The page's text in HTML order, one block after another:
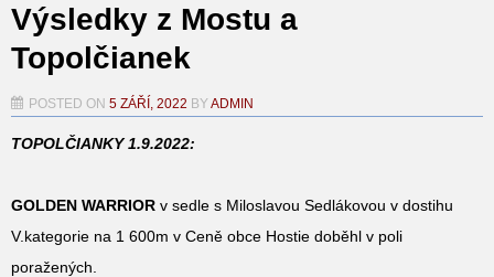
Výsledky z Mostu a
Topolčianek
POSTED ON 5 ZÁŘÍ, 2022 BYADMIN
TOPOLČIANKY 1.9.2022:
GOLDEN WARRIOR v sedle s Miloslavou Sedlákovou v dostihu
V.kategorie na 1 600m v Ceně obce Hostie doběhl v poli
poražených.